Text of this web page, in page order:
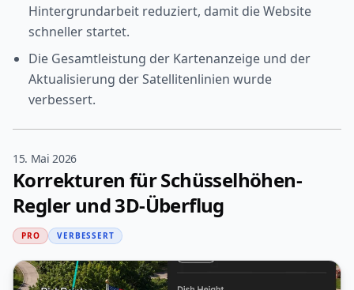
Hintergrundarbeit reduziert, damit die Website
schneller startet.
Die Gesamtleistung der Kartenanzeige und der
Aktualisierung der Satellitenlinien wurde
verbessert.
15. Mai 2026
Korrekturen für Schüsselhöhen-
Regler und 3D-Überflug
PRO VERBESSERT